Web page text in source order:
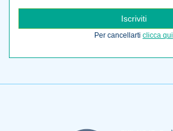
Iscriviti
Per cancellarti clicca qui